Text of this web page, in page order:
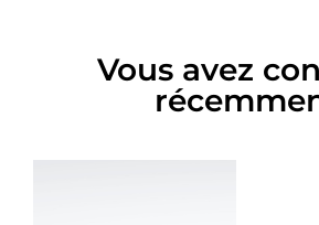
Vous avez